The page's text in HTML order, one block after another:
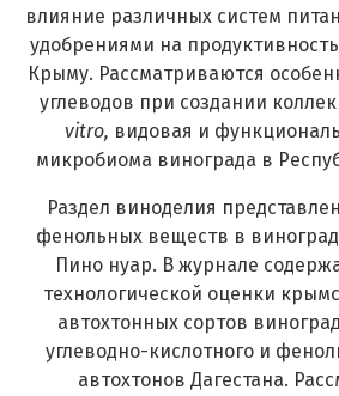
влияние различных систем
удобрениями на
Крыму. Рассматриваются
углеводов при создании
vitro, видовая и
микробиома винограда в
Раздел виноделия
фенольных веществ в
Пино нуар. В журнале
технологической оценки
автохтонных сортов
углеводно-кислотного и
автохтонов Дагестана.